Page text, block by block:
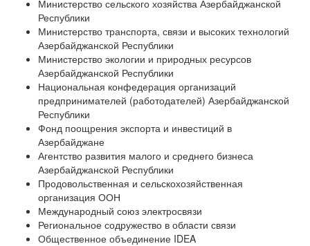
Министерство сельского хозяйства Азербайджанской
Республики
Министерство транспорта, связи и высоких технологий
Азербайджанской Республики
Министерство экологии и природных ресурсов
Азербайджанской Республики
Национальная конфедерация организаций
предпринимателей (работодателей) Азербайджанской
Республики
Фонд поощрения экспорта и инвестиций в
Азербайджане
Агентство развития малого и среднего бизнеса
Азербайджанской Республики
Продовольственная и сельскохозяйственная
организация ООН
Международный союз электросвязи
Региональное содружество в области связи
Общественное объединение IDEA